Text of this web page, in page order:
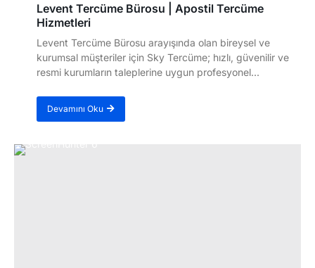
Levent Tercüme Bürosu | Apostil Tercüme
Hizmetleri
Levent Tercüme Bürosu arayışında olan bireysel ve
kurumsal müşteriler için Sky Tercüme; hızlı, güvenilir ve
resmi kurumların taleplerine uygun profesyonel...
Devamını Oku